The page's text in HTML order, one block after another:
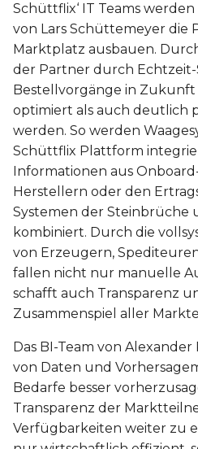
Schüttflix‘ IT Teams
von Lars Schüttemeyer die
Marktplatz ausbauen.
der Partner durch
Bestellvorgänge in Zukunft
optimiert als auch deutlich
werden. So werden
Schüttflix Plattform
Informationen aus
Herstellern oder den
Systemen der Steinbrüche
kombiniert. Durch die
von Erzeugern,
fallen nicht nur manuelle
schafft auch Transparenz
Zusammenspiel aller
Das BI-Team von
von Daten und
Bedarfe besser
Transparenz der
Verfügbarkeiten weiter zu